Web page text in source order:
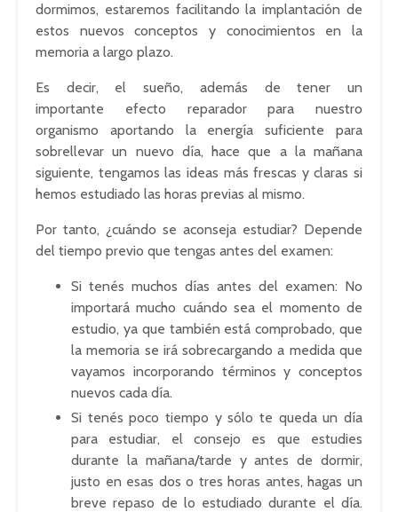
dormimos, estaremos facilitando la implantación de
estos nuevos conceptos y conocimientos en la
memoria a largo plazo.
Es decir, el sueño, además de tener un
importante efecto reparador para nuestro
organismo aportando la energía suficiente para
sobrellevar un nuevo día, hace que a la mañana
siguiente, tengamos las ideas más frescas y claras si
hemos estudiado las horas previas al mismo.
Por tanto, ¿cuándo se aconseja estudiar? Depende
del tiempo previo que tengas antes del examen:
Si tenés muchos días antes del examen: No
importará mucho cuándo sea el momento de
estudio, ya que también está comprobado, que
la memoria se irá sobrecargando a medida que
vayamos incorporando términos y conceptos
nuevos cada día.
Si tenés poco tiempo y sólo te queda un día
para estudiar, el consejo es que estudies
durante la mañana/tarde y antes de dormir,
justo en esas dos o tres horas antes, hagas un
breve repaso de lo estudiado durante el día.